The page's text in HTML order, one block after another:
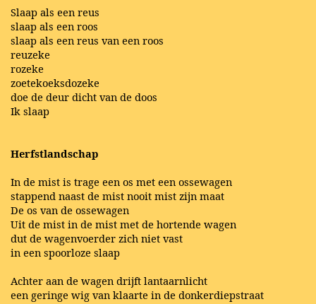
Slaap als een reus
slaap als een roos
slaap als een reus van een roos
reuzeke
rozeke
zoetekoeksdozeke
doe de deur dicht van de doos
Ik slaap
Herfstlandschap
In de mist is trage een os met een ossewagen
stappend naast de mist nooit mist zijn maat
De os van de ossewagen
Uit de mist in de mist met de hortende wagen
dut de wagenvoerder zich niet vast
in een spoorloze slaap
Achter aan de wagen drijft lantaarnlicht
een geringe wig van klaarte in de donkerdiepstraat